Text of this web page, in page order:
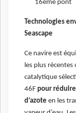
16ème pont
Technologies
Seascape
Ce navire est
les plus
catalytique
46F pour réduire
d’azote en les